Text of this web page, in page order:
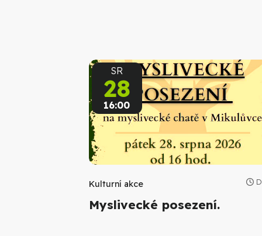
SR
28
16:00
Kulturní akce
Myslivecké posezení.